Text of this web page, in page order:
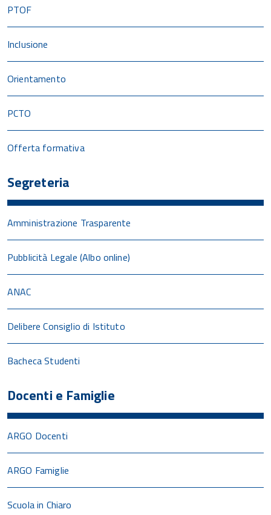
PTOF
Inclusione
Orientamento
PCTO
Offerta formativa
Segreteria
Amministrazione Trasparente
Pubblicità Legale (Albo online)
ANAC
Delibere Consiglio di Istituto
Bacheca Studenti
Docenti e Famiglie
ARGO Docenti
ARGO Famiglie
Scuola in Chiaro